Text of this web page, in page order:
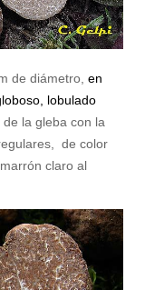
de diámetro, en
lobulado
la gleba con la
de color
claro al